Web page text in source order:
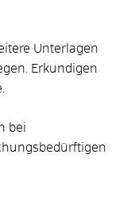
Unterlagen
Erkundigen
bei